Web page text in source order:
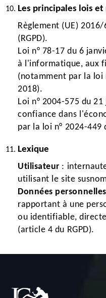
Les principales lois
Règlement (UE)
(RGPD).
Loi n° 78-17 du 6
à l'informatique, aux
(notamment par la loi
2018).
Loi n° 2004-575 du
confiance dans
par la loi n° 2024-449
Lexique
Utilisateur :
utilisant le site
Données personnelles
rapportant à une
ou identifiable,
(article 4 du RGPD).